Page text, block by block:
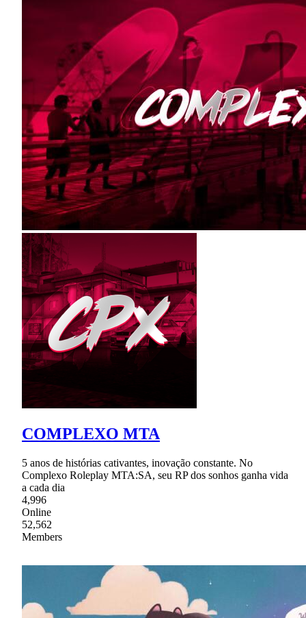
COMPLEXO MTA
5 anos de histórias cativantes, inovação constante. No
Complexo Roleplay MTA:SA, seu RP dos sonhos ganha vida
a cada dia
4,996
Online
52,562
Members